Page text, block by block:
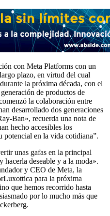
con Meta Platforms con un
plazo, en virtud del cual
la próxima década, con el
de productos de
la colaboración entre
desarrollado dos generaciones
Ban», recuerda una nota de
hecho accesibles los
potencial en la vida cotidiana”.
unas gafas en la principal
deseable y a la moda».
y CEO de Meta, la
para la próxima
que hemos recorrido hasta
por lo mucho más que